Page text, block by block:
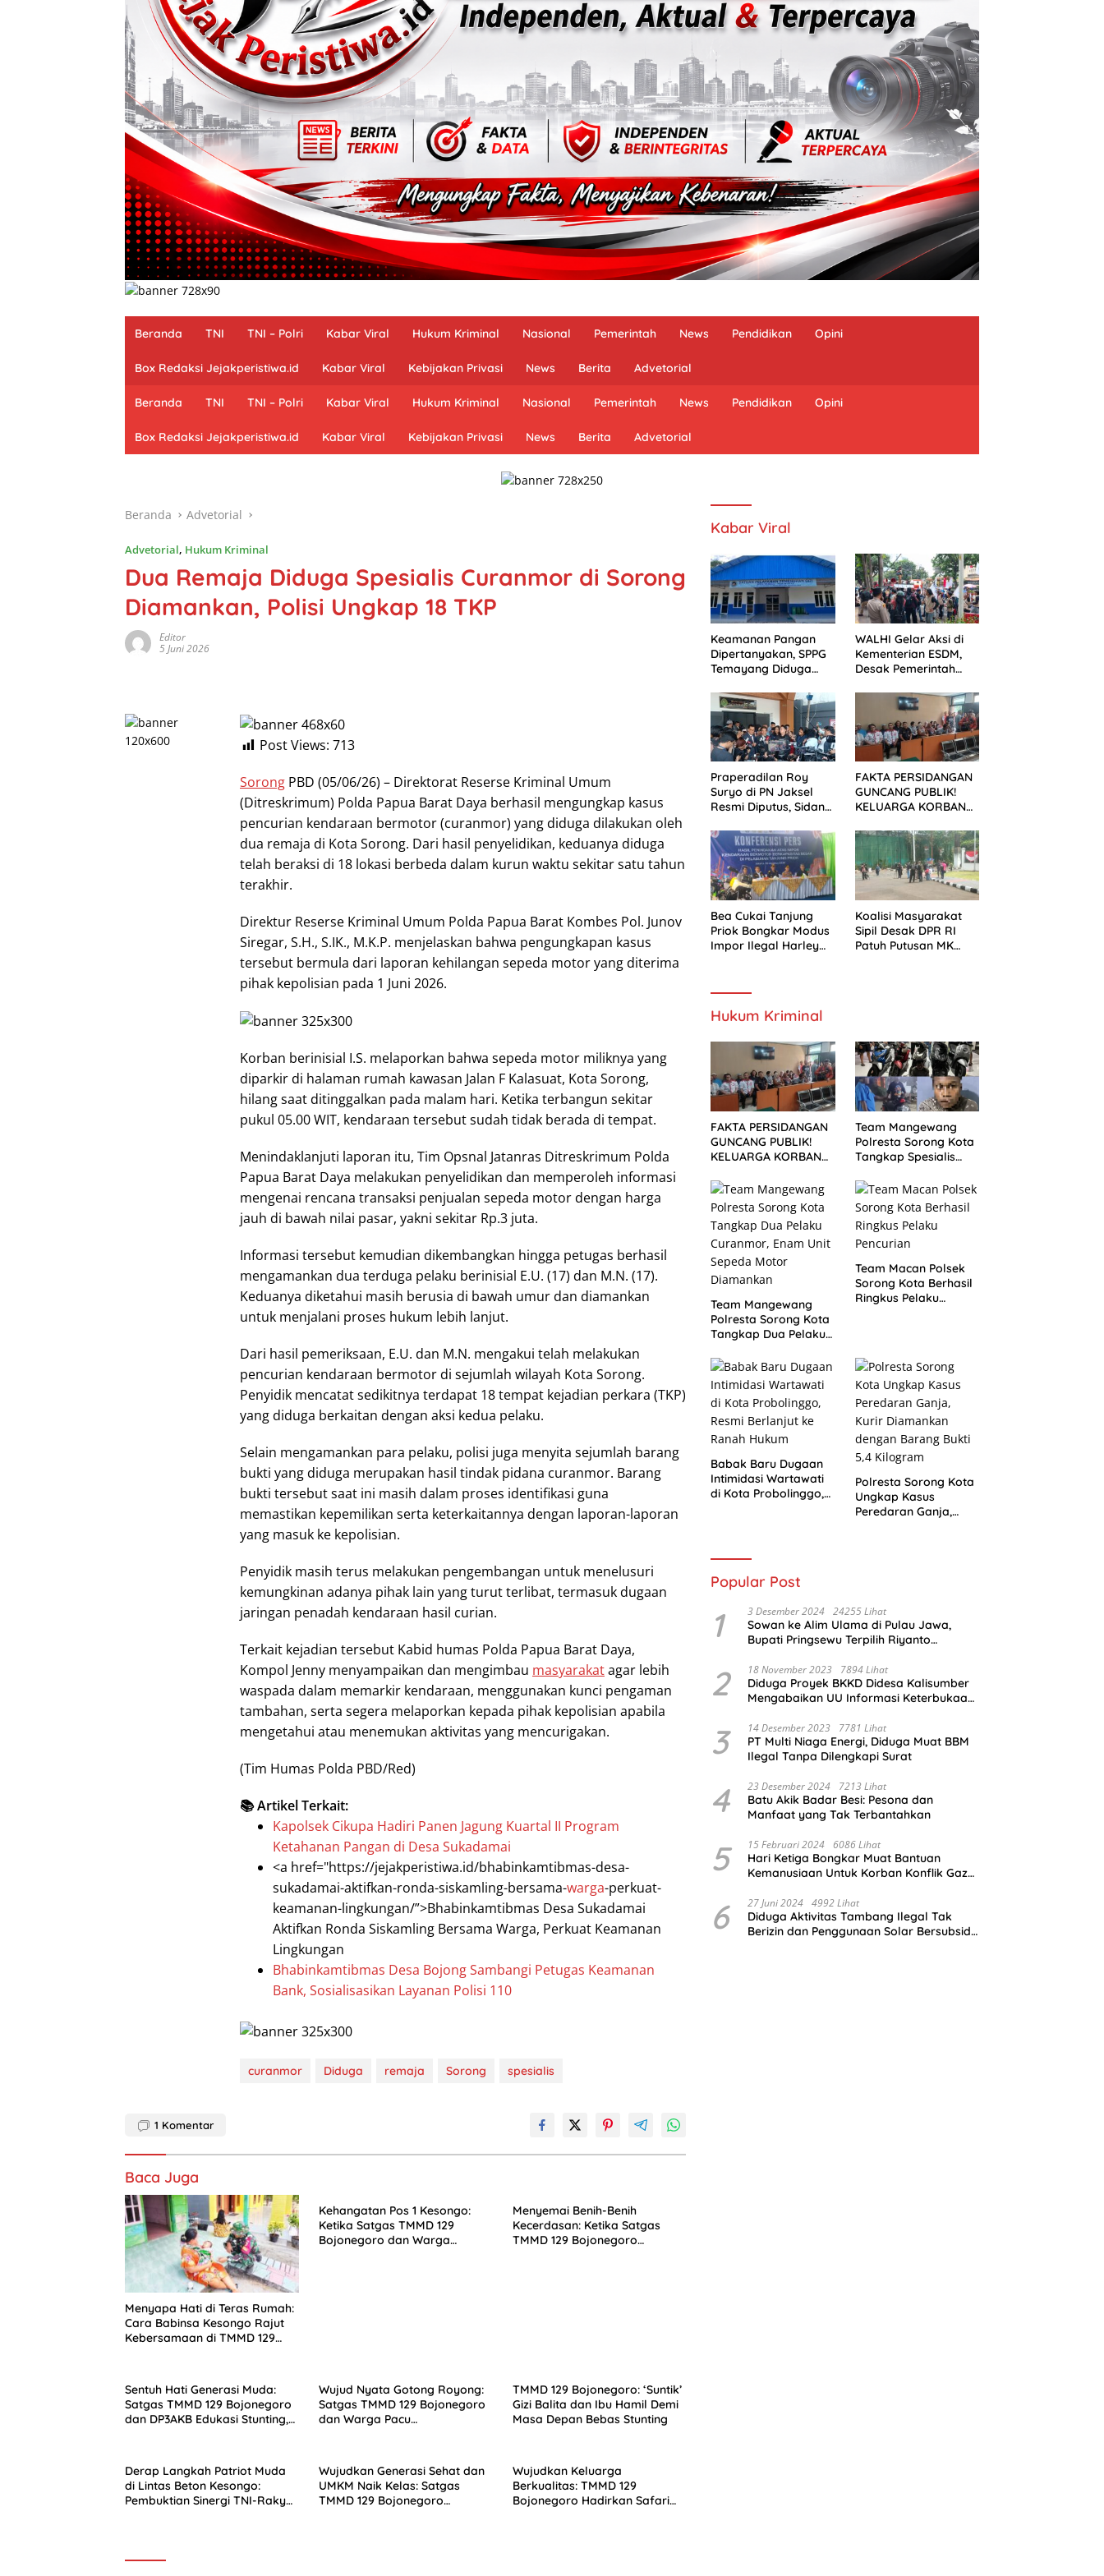
Beranda TNI TNI – Polri Kabar Viral Hukum Kriminal Nasional Pemerintah News Pendidikan Opini
Box Redaksi Jejakperistiwa.id Kabar Viral Kebijakan Privasi News Berita Advetorial
Beranda TNI TNI – Polri Kabar Viral Hukum Kriminal Nasional Pemerintah News Pendidikan Opini
Box Redaksi Jejakperistiwa.id Kabar Viral Kebijakan Privasi News Berita Advetorial
Beranda Advetorial
Advetorial, Hukum Kriminal
Dua Remaja Diduga Spesialis Curanmor di Sorong
Diamankan, Polisi Ungkap 18 TKP
Editor
5 Juni 2026
Post Views: 713
Sorong PBD (05/06/26) – Direktorat Reserse Kriminal Umum
(Ditreskrimum) Polda Papua Barat Daya berhasil mengungkap kasus
pencurian kendaraan bermotor (curanmor) yang diduga dilakukan oleh
dua remaja di Kota Sorong. Dari hasil penyelidikan, keduanya diduga
telah beraksi di 18 lokasi berbeda dalam kurun waktu sekitar satu tahun
terakhir.
Direktur Reserse Kriminal Umum Polda Papua Barat Kombes Pol. Junov
Siregar, S.H., S.IK., M.K.P. menjelaskan bahwa pengungkapan kasus
tersebut bermula dari laporan kehilangan sepeda motor yang diterima
pihak kepolisian pada 1 Juni 2026.
Korban berinisial I.S. melaporkan bahwa sepeda motor miliknya yang
diparkir di halaman rumah kawasan Jalan F Kalasuat, Kota Sorong,
hilang saat ditinggalkan pada malam hari. Ketika terbangun sekitar
pukul 05.00 WIT, kendaraan tersebut sudah tidak berada di tempat.
Menindaklanjuti laporan itu, Tim Opsnal Jatanras Ditreskrimum Polda
Papua Barat Daya melakukan penyelidikan dan memperoleh informasi
mengenai rencana transaksi penjualan sepeda motor dengan harga
jauh di bawah nilai pasar, yakni sekitar Rp.3 juta.
Informasi tersebut kemudian dikembangkan hingga petugas berhasil
mengamankan dua terduga pelaku berinisial E.U. (17) dan M.N. (17).
Keduanya diketahui masih berusia di bawah umur dan diamankan
untuk menjalani proses hukum lebih lanjut.
Dari hasil pemeriksaan, E.U. dan M.N. mengakui telah melakukan
pencurian kendaraan bermotor di sejumlah wilayah Kota Sorong.
Penyidik mencatat sedikitnya terdapat 18 tempat kejadian perkara (TKP)
yang diduga berkaitan dengan aksi kedua pelaku.
Selain mengamankan para pelaku, polisi juga menyita sejumlah barang
bukti yang diduga merupakan hasil tindak pidana curanmor. Barang
bukti tersebut saat ini masih dalam proses identifikasi guna
memastikan kepemilikan serta keterkaitannya dengan laporan-laporan
yang masuk ke kepolisian.
Penyidik masih terus melakukan pengembangan untuk menelusuri
kemungkinan adanya pihak lain yang turut terlibat, termasuk dugaan
jaringan penadah kendaraan hasil curian.
Terkait kejadian tersebut Kabid humas Polda Papua Barat Daya,
Kompol Jenny menyampaikan dan mengimbau masyarakatagar lebih
waspada dalam memarkir kendaraan, menggunakan kunci pengaman
tambahan, serta segera melaporkan kepada pihak kepolisian apabila
mengetahui atau menemukan aktivitas yang mencurigakan.
(Tim Humas Polda PBD/Red)
📚 Artikel Terkait:
Kapolsek Cikupa Hadiri Panen Jagung Kuartal II Program
Ketahanan Pangan di Desa Sukadamai
<a href="https://jejakperistiwa.id/bhabinkamtibmas-desa-
sukadamai-aktifkan-ronda-siskamling-bersama-warga-perkuat-
keamanan-lingkungan/”>Bhabinkamtibmas Desa Sukadamai
Aktifkan Ronda Siskamling Bersama Warga, Perkuat Keamanan
Lingkungan
Bhabinkamtibmas Desa Bojong Sambangi Petugas Keamanan
Bank, Sosialisasikan Layanan Polisi 110
curanmor Diduga remaja Sorong spesialis
1 Komentar
Baca Juga
Menyapa Hati di Teras Rumah:
Cara Babinsa Kesongo Rajut
Kebersamaan di TMMD 129
Kehangatan Pos 1 Kesongo:
Ketika Satgas TMMD 129
Bojonegoro dan Warga
Menyemai Benih-Benih
Kecerdasan: Ketika Satgas
TMMD 129 Bojonegoro
Sentuh Hati Generasi Muda:
Satgas TMMD 129 Bojonegoro
dan DP3AKB Edukasi Stunting,
Wujud Nyata Gotong Royong:
Satgas TMMD 129 Bojonegoro
dan Warga Pacu
TMMD 129 Bojonegoro: ‘Suntik’
Gizi Balita dan Ibu Hamil Demi
Masa Depan Bebas Stunting
Derap Langkah Patriot Muda
di Lintas Beton Kesongo:
Pembuktian Sinergi TNI-Rakyat
Wujudkan Generasi Sehat dan
UMKM Naik Kelas: Satgas
TMMD 129 Bojonegoro
Wujudkan Keluarga
Berkualitas: TMMD 129
Bojonegoro Hadirkan Safari
Kabar Viral
Keamanan Pangan
Dipertanyakan, SPPG
Temayang Diduga
SLHS
WALHI Gelar Aksi di
Kementerian ESDM,
Desak Pemerintah
Energi Berkeadilan
Praperadilan Roy
Suryo di PN Jaksel
Resmi Diputus, Sidang
FAKTA PERSIDANGAN
GUNCANG PUBLIK!
KELUARGA KORBAN
SETELAH SIDANG
TUNTUTAN DITUNDA
Bea Cukai Tanjung
Priok Bongkar Modus
Impor Ilegal Harley
Koalisi Masyarakat
Sipil Desak DPR RI
Patuh Putusan MK
Hukum Kriminal
FAKTA PERSIDANGAN
GUNCANG PUBLIK!
KELUARGA KORBAN
SETELAH SIDANG
TUNTUTAN DITUNDA
Team Mangewang
Polresta Sorong Kota
Tangkap Spesialis
Akui Curi 29 Sepeda
Motor
Team Mangewang
Polresta Sorong Kota
Tangkap Dua Pelaku
Sepeda Motor
Diamankan
Team Macan Polsek
Sorong Kota Berhasil
Ringkus Pelaku
Babak Baru Dugaan
Intimidasi Wartawati
di Kota Probolinggo,
Polresta Sorong Kota
Ungkap Kasus
Peredaran Ganja,
Popular Post
1 3 Desember 2024 24255 Lihat
Sowan ke Alim Ulama di Pulau Jawa,
Bupati Pringsewu Terpilih Riyanto
Amanah
2 18 November 2023 7894 Lihat
Diduga Proyek BKKD Didesa Kalisumber
Mengabaikan UU Informasi Keterbukaan
3 14 Desember 2023 7781 Lihat
PT Multi Niaga Energi, Diduga Muat BBM
Ilegal Tanpa Dilengkapi Surat
4 23 Desember 2024 7213 Lihat
Batu Akik Badar Besi: Pesona dan
Manfaat yang Tak Terbantahkan
5 15 Februari 2024 6086 Lihat
Hari Ketiga Bongkar Muat Bantuan
Kemanusiaan Untuk Korban Konflik Gaza
6 27 Juni 2024 4992 Lihat
Diduga Aktivitas Tambang Ilegal Tak
Berizin dan Penggunaan Solar Bersubsidi